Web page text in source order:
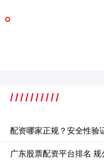
配资哪家正规？安全性验
广东股票配资平台排名 规